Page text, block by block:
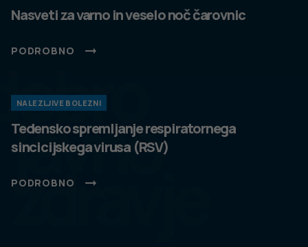
javno
zdravje
Nasveti za varno in veselo noč čarovnic
PODROBNO
NALEZLJIVE BOLEZNI
Tedensko spremljanje respiratornega
sincicijskega virusa (RSV)
PODROBNO